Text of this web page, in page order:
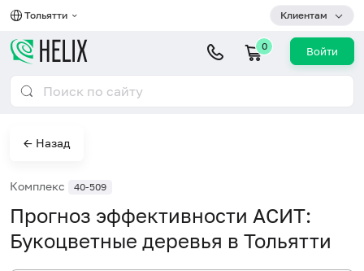
Тольятти Клиентам
0 Войти
← Назад
Комплекс 40-509
Прогноз эффективности АСИТ:
Букоцветные деревья в Тольятти